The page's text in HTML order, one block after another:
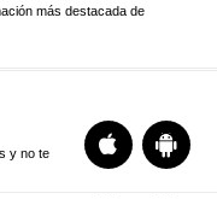
más destacada de
y no te